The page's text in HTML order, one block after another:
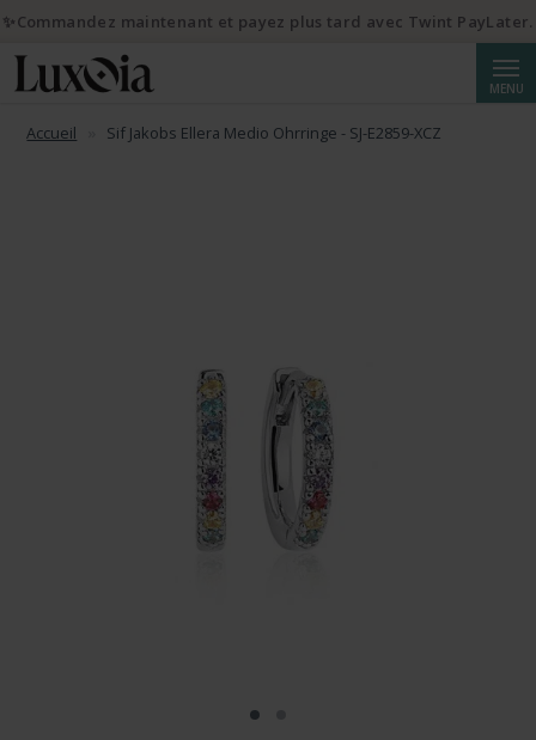
MENU
Accueil Sif Jakobs Ellera Medio Ohrringe - SJ-E2859-XCZ
✨Commandez maintenant et payez plus tard avec Twint PayLater.